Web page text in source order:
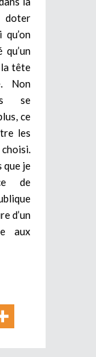
doter
la tête
Non
se
ce
les
que je
de
d’un
aux